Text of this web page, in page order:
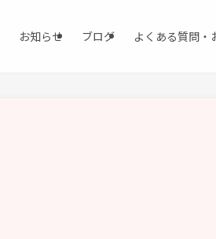
お知らせ ブログ よくある質問・